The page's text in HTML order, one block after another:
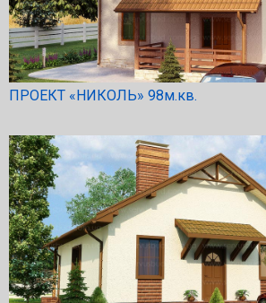
ПРОЕКТ «НИКОЛЬ» 98м.кв.